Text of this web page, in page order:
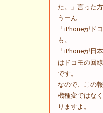
た。」言った
うーん
「iPhoneがド
も。
「iPhoneが日
はドコモの回
です。
なので、この
機種変ではな
りますよ。